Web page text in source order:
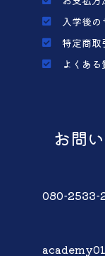
入学後の
特定商取
よくある
お問
080-2533-